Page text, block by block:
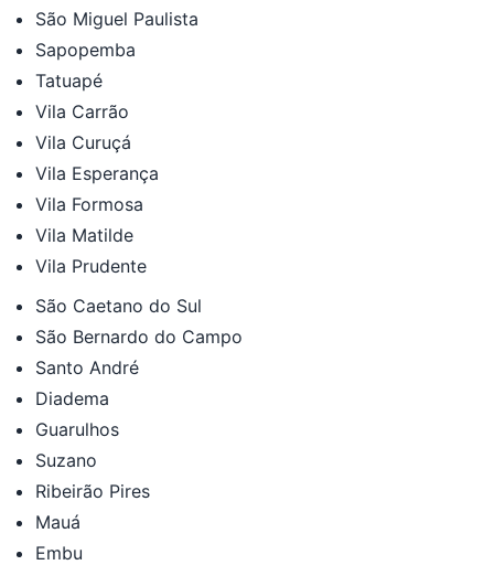
São Miguel Paulista
Sapopemba
Tatuapé
Vila Carrão
Vila Curuçá
Vila Esperança
Vila Formosa
Vila Matilde
Vila Prudente
São Caetano do Sul
São Bernardo do Campo
Santo André
Diadema
Guarulhos
Suzano
Ribeirão Pires
Mauá
Embu